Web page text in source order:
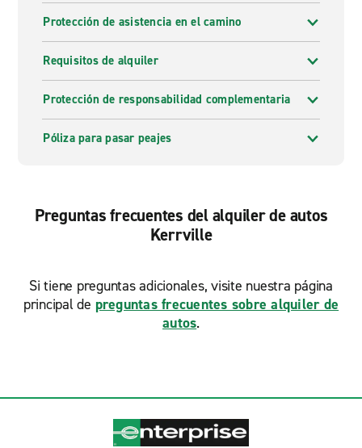
Protección de asistencia en el camino
Requisitos de alquiler
Protección de responsabilidad complementaria
Póliza para pasar peajes
Preguntas frecuentes del alquiler de autos
Kerrville
Si tiene preguntas adicionales, visite nuestra página
principal de preguntas frecuentes sobre alquiler de
autos.